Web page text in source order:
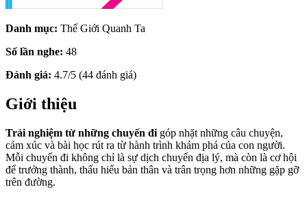
Danh mục: Thế Giới Quanh Ta
Số lần nghe: 48
Đánh giá: 4.7/5 (44 đánh giá)
Giới thiệu
Trải nghiệm từ những chuyến đi góp nhặt những câu chuyện,
cảm xúc và bài học rút ra từ hành trình khám phá của con người.
Mỗi chuyến đi không chỉ là sự dịch chuyển địa lý, mà còn là cơ hội
để trưởng thành, thấu hiểu bản thân và trân trọng hơn những gặp gỡ
trên đường.